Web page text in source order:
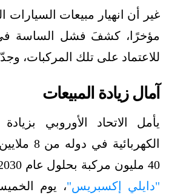
غير أن انهيار مبيعات السيارات
مؤخرًا، كشفَ فشل الساسة في
للاعتماد على تلك المركبات،
آمال زيادة المبيعات
يأمل الاتحاد الأوروبي
40 مليون مركبة بحلول عام 2030، حسبما ذكر موقع
"دايلي إكسبريس"